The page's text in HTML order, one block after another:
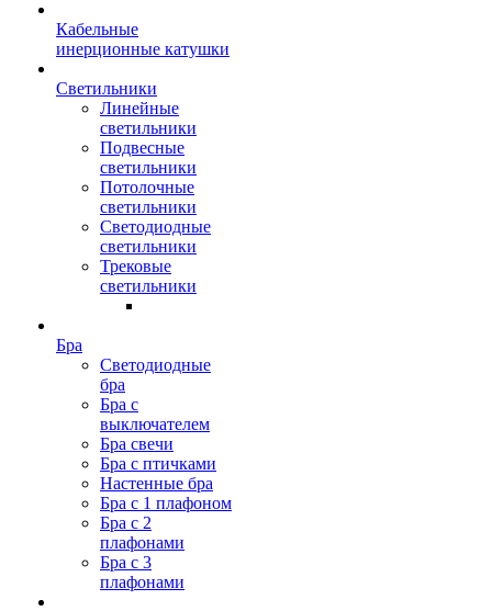
Кабельные
инерционные катушки
Светильники
Линейные
светильники
Подвесные
светильники
Потолочные
светильники
Светодиодные
светильники
Трековые
светильники
Бра
Светодиодные
бра
Бра с
выключателем
Бра свечи
Бра с птичками
Настенные бра
Бра с 1 плафоном
Бра с 2
плафонами
Бра с 3
плафонами